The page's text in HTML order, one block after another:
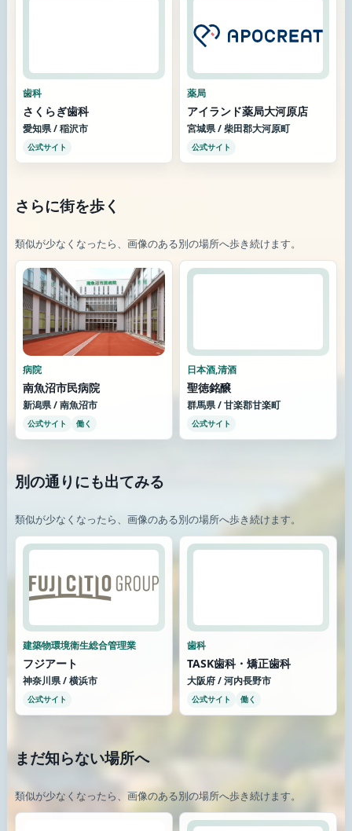
歯科
さくらぎ歯科
愛知県 / 稲沢市
公式サイト
薬局
アイランド薬局大河原店
宮城県 / 柴田郡大河原町
公式サイト
さらに街を歩く
類似が少なくなったら、画像のある別の場所へ歩き続けます。
病院
南魚沼市民病院
新潟県 / 南魚沼市
公式サイト 働く
日本酒,清酒
聖徳銘醸
群馬県 / 甘楽郡甘楽町
公式サイト
別の通りにも出てみる
類似が少なくなったら、画像のある別の場所へ歩き続けます。
建築物環境衛生総合管理業
フジアート
神奈川県 / 横浜市
公式サイト
歯科
TASK歯科・矯正歯科
大阪府 / 河内長野市
公式サイト 働く
まだ知らない場所へ
類似が少なくなったら、画像のある別の場所へ歩き続けます。